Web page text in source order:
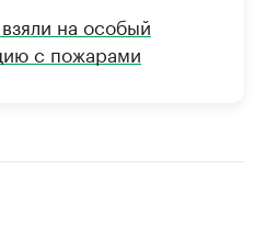
на особый
с пожарами